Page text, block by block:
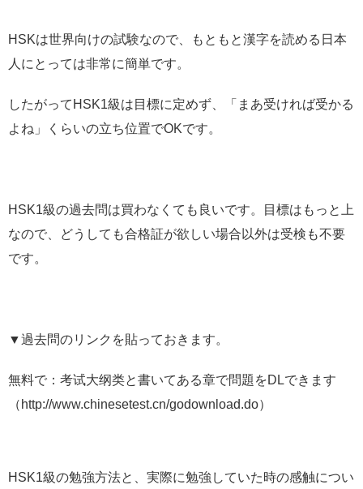
HSKは世界向けの試験なので、もともと漢字を読める日本
人にとっては非常に簡単です。
したがってHSK1級は目標に定めず、「まあ受ければ受かる
よね」くらいの立ち位置でOKです。
HSK1級の過去問は買わなくても良いです。目標はもっと上
なので、どうしても合格証が欲しい場合以外は受検も不要
です。
▼過去問のリンクを貼っておきます。
無料で：考试大纲类と書いてある章で問題をDLできます
（http://www.chinesetest.cn/godownload.do）
HSK1級の勉強方法と、実際に勉強していた時の感触につい